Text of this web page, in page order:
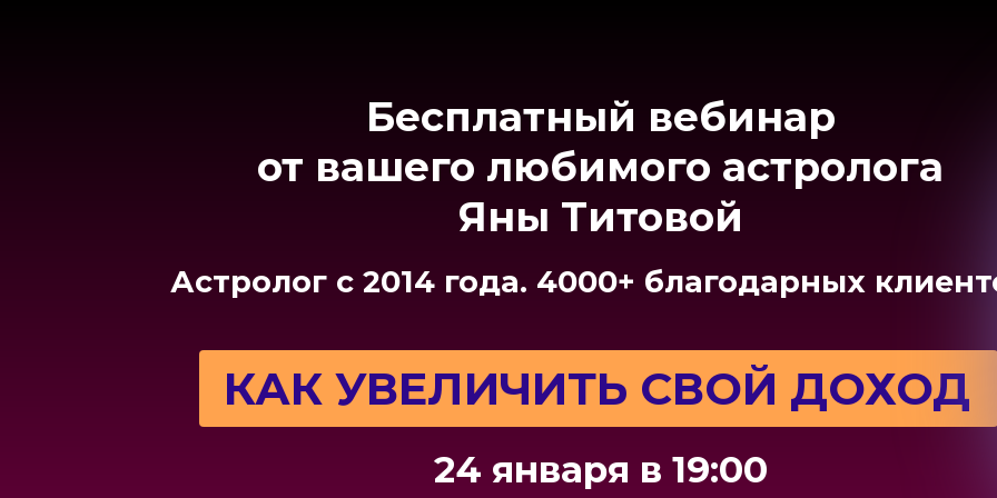
Бесплатный вебинар
от вашего любимого астролога
Яны Титовой
КАК УВЕЛИЧИТЬ СВОЙ ДОХОД
Астролог с 2014 года. 4000+ благодарных
24 января в 19:00